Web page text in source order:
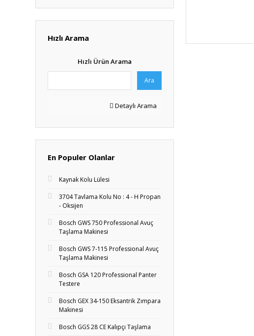
Hızlı Arama
Hızlı Ürün Arama
Ara
Detaylı Arama
En Populer Olanlar
Kaynak Kolu Lülesi
3704 Tavlama Kolu No : 4 - H Propan
- Oksijen
Bosch GWS 750 Professional Avuç
Taşlama Makinesi
Bosch GWS 7-115 Professional Avuç
Taşlama Makinesi
Bosch GSA 120 Professional Panter
Testere
Bosch GEX 34-150 Eksantrik Zımpara
Makinesi
Bosch GGS 28 CE Kalıpçı Taşlama